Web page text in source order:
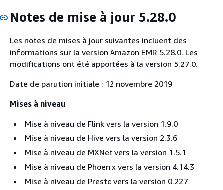
Notes de mise à jour 5.28.0
Les notes de mises à jour suivantes incluent des
informations sur la version Amazon EMR 5.28.0. Les
modifications ont été apportées à la version 5.27.0.
Date de parution initiale : 12 novembre 2019
Mises à niveau
Mise à niveau de Flink vers la version 1.9.0
Mise à niveau de Hive vers la version 2.3.6
Mise à niveau de MXNet vers la version 1.5.1
Mise à niveau de Phoenix vers la version 4.14.3
Mise à niveau de Presto vers la version 0.227